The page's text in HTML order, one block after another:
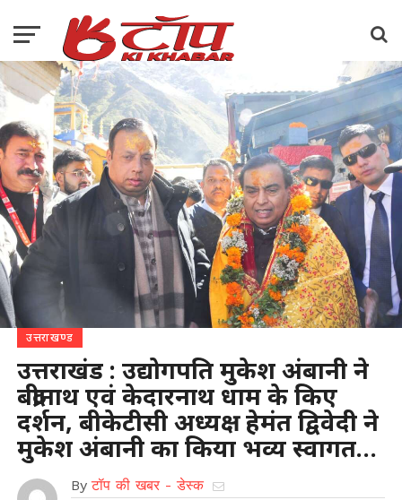
उत्तराखण्ड
उत्तराखंड : उद्योगपति मुकेश अंबानी ने
बद्रीनाथ एवं केदारनाथ धाम के किए
दर्शन, बीकेटीसी अध्यक्ष हेमंत द्विवेदी ने
मुकेश अंबानी का किया भव्य स्वागत…
By टॉप की खबर - डेस्क